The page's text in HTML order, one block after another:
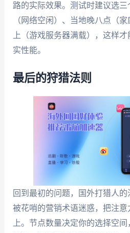
路的实际效果。测试时建议选
（网络空闲）、当地晚八点（
上（游戏服务器满载），这样
实性能。
最后的狩猎法则
回到最初的问题，国外打猎人
被花哨的营销术语迷惑，把注
上。节点数量决定你的选择空